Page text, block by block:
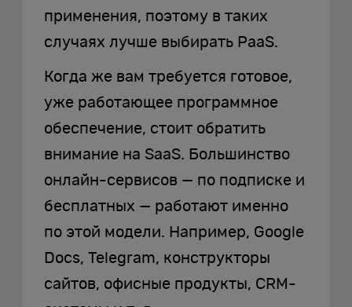
применения, поэтому в таких
случаях лучше выбирать PaaS.
Когда же вам требуется готовое,
уже работающее программное
обеспечение, стоит обратить
внимание на SaaS. Большинство
онлайн-сервисов — по подписке и
бесплатных — работают именно
по этой модели. Например, Google
Docs, Telegram, конструкторы
сайтов, офисные продукты, CRM-